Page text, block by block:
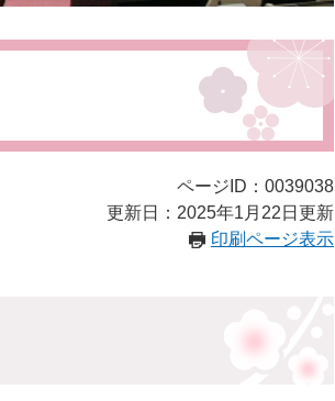
ページID：0039038
更新日：2025年1月22日更新
印刷ページ表示